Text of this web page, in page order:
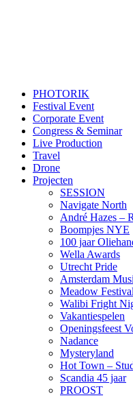
PHOTORIK
Festival Event
Corporate Event
Congress & Seminar
Live Production
Travel
Drone
Projecten
SESSION
Navigate North
André Hazes –
Boompjes NYE
100 jaar
Wella Awards
Utrecht Pride
Amsterdam
Meadow Festival
Walibi Fright
Vakantiespelen
Openingsfeest
Nadance
Mysteryland
Hot Town –
Scandia 45 jaar
PROOST